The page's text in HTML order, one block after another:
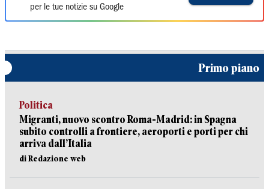
per le tue notizie su Google
Primo piano
Politica
Migranti, nuovo scontro Roma-Madrid: in Spagna
subito controlli a frontiere, aeroporti e porti per chi
arriva dall’Italia
di Redazione web